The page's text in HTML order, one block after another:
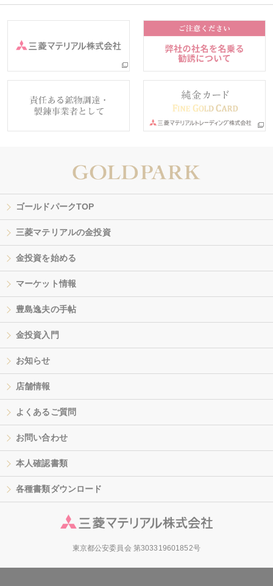
ゴールドパークTOP
三菱マテリアルの金投資
金投資を始める
マーケット情報
豊島逸夫の手帖
金投資入門
お知らせ
店舗情報
よくあるご質問
お問い合わせ
本人確認書類
各種書類ダウンロード
東京都公安委員会 第303319601852号